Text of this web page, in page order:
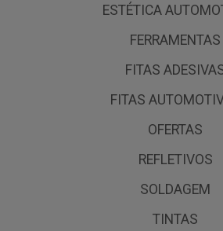
ESTÉTICA
FERRAMENTAS
FITAS
FITAS
OFERTAS
REFLETIVOS
SOLDAGEM
TINTAS